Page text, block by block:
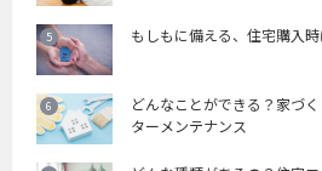
もしもに備える、住宅購入
どんなことができる？家づ
ターメンテナンス